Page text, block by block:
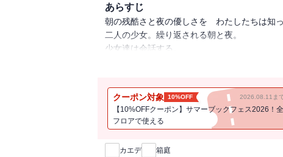
あらすじ
朝の残酷さと夜の優しさを わたしたちは知
二人の少女。繰り返される朝と夜。
少女達は会話する。
『庭』とは一体何なのか？そして不思議な彼
クーポン対象 10%OFF 2026.08.11ま
【10%OFFクーポン】サマーブックフェス2026！全
フロアで使える
新刊通知
カエデ 箱庭